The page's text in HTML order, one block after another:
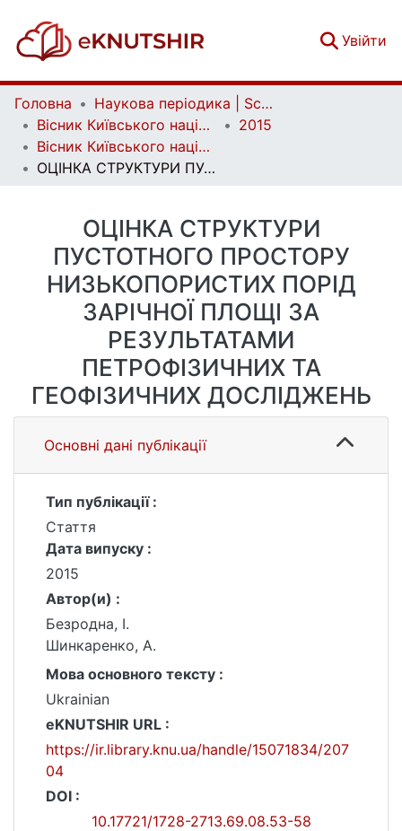
Увійти
Головна
Наукова періодика | Scientific periodicals
Вісник Київського національного університету імені Тараса Шевченка. Геологія | Visnyk of Taras Shevchenko National University of Kyiv. Geology
2015
Вісник Київського національного університету імені Тараса Шевченка. Геологія. 2(69)
ОЦІНКА СТРУКТУРИ ПУСТОТНОГО ПРОСТОРУ НИЗЬКОПОРИСТИХ ПОРІД ЗАРІЧНОЇ ПЛОЩІ ЗА РЕЗУЛЬТАТАМИ ПЕТРОФІЗИЧНИХ ТА ГЕОФІЗИЧНИХ ДОСЛІДЖЕНЬ
ОЦІНКА СТРУКТУРИ
ПУСТОТНОГО ПРОСТОРУ
НИЗЬКОПОРИСТИХ ПОРІД
ЗАРІЧНОЇ ПЛОЩІ ЗА
РЕЗУЛЬТАТАМИ
ПЕТРОФІЗИЧНИХ ТА
ГЕОФІЗИЧНИХ ДОСЛІДЖЕНЬ
Основні дані публікації
Тип публікації :
Стаття
Дата випуску :
2015
Автор(и) :
Безродна, I.
Шинкаренко, А.
Мова основного тексту :
Ukrainian
eKNUTSHIR URL :
https://ir.library.knu.ua/handle/15071834/207
04
DOI :
10.17721/1728-2713.69.08.53-58